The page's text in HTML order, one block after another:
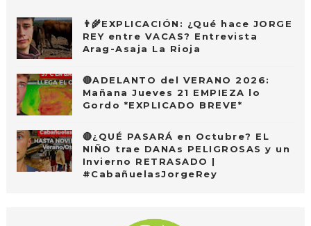
👨‍🌾EXPLICACIÓN: ¿Qué hace JORGE
REY entre VACAS? Entrevista
Arag-Asaja La Rioja
🔴ADELANTO del VERANO 2026:
Mañana Jueves 21 EMPIEZA lo
Gordo *EXPLICADO BREVE*
🔴¿QUÉ PASARÁ en Octubre? EL
NIÑO trae DANAs PELIGROSAS y un
Invierno RETRASADO |
#CabañuelasJorgeRey